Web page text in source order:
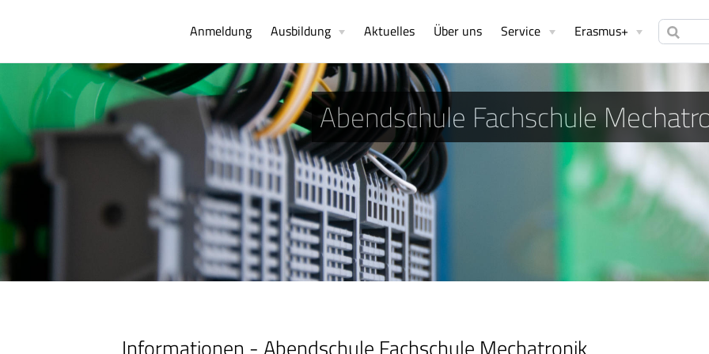
Anmeldung Ausbildung Aktuelles Über uns Service Erasmus+
Abendschule Fachschule
Informationen - Abendschule Fachschule Mechatronik